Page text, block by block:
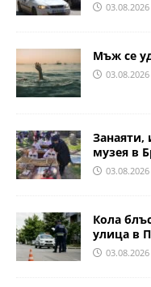
03.08.2026
Мъж се
03.08.2026
Занаяти,
музея в
03.08.2026
Кола
улица в
03.08.2026